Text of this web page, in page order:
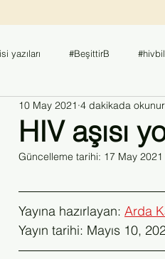
yazıları #BeşittirB
#AIDS2018 #hivveask
HIV aşısı
10 May 2021 4 dakikada okunur
Güncelleme tarihi: 17 May 2021
Yayına hazırlayan: Arda
Yayın tarihi: Mayıs 10,